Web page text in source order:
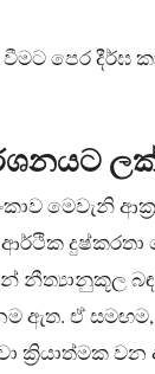
පෙර දීර්ඝ
මෙවැනි
දුෂ්කරතා
නීත්‍යානුකූල
ඇත. ඒ
වන